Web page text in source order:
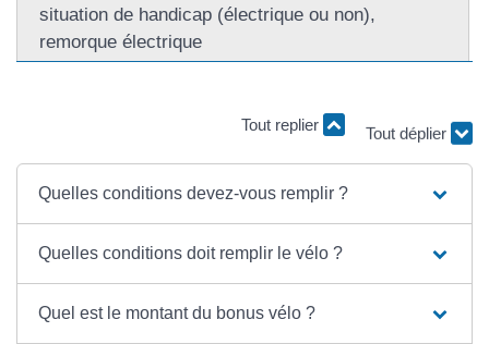
situation de handicap (électrique ou non),
remorque électrique
Tout replier
Tout déplier
Quelles conditions devez-vous remplir ?
Quelles conditions doit remplir le vélo ?
Quel est le montant du bonus vélo ?